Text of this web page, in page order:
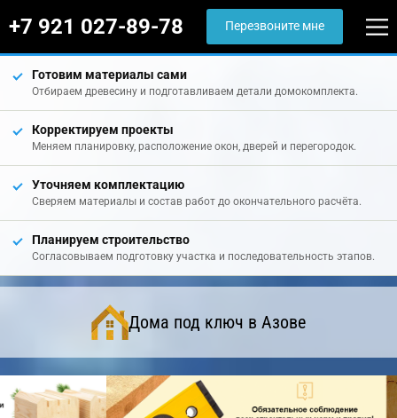
+7 921 027-89-78 Перезвоните мне
Готовим материалы сами
Отбираем древесину и подготавливаем детали домокомплекта.
Корректируем проекты
Меняем планировку, расположение окон, дверей и перегородок.
Уточняем комплектацию
Сверяем материалы и состав работ до окончательного расчёта.
Планируем строительство
Согласовываем подготовку участка и последовательность этапов.
Дома под ключ в Азове